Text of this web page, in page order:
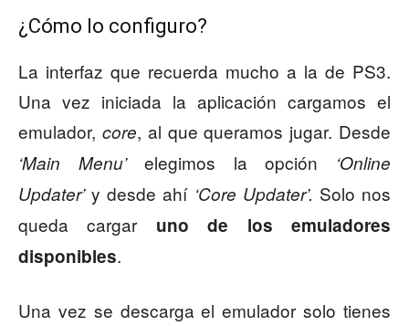
¿Cómo lo configuro?
La interfaz que recuerda mucho a la de PS3.
Una vez iniciada la aplicación cargamos el
emulador, core, al que queramos jugar. Desde
‘Main Menu’elegimos la opción ‘Online
Updater’y desde ahí ‘Core Updater’. Solo nos
queda cargar uno de los emuladores
disponibles.
Una vez se descarga el emulador solo tienes